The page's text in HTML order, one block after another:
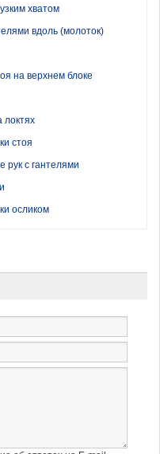
хватом
вдоль (молоток)
на верхнем блоке
локтях
стоя
рук с гантелями
осликом
колесе
блоке стоя